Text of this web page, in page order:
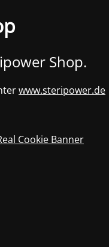
Shop.
www.steripower.de
Cookie Banner